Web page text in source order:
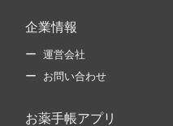
企業情報
運営会社
お問い合わせ
お薬手帳アプリ